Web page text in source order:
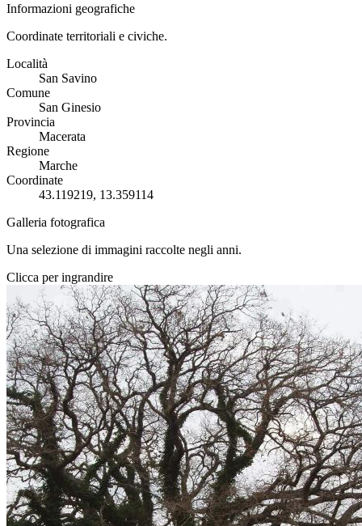
Informazioni geografiche
Coordinate territoriali e civiche.
Località
San Savino
Comune
San Ginesio
Provincia
Macerata
Regione
Marche
Coordinate
43.119219, 13.359114
Galleria fotografica
Una selezione di immagini raccolte negli anni.
Clicca per ingrandire